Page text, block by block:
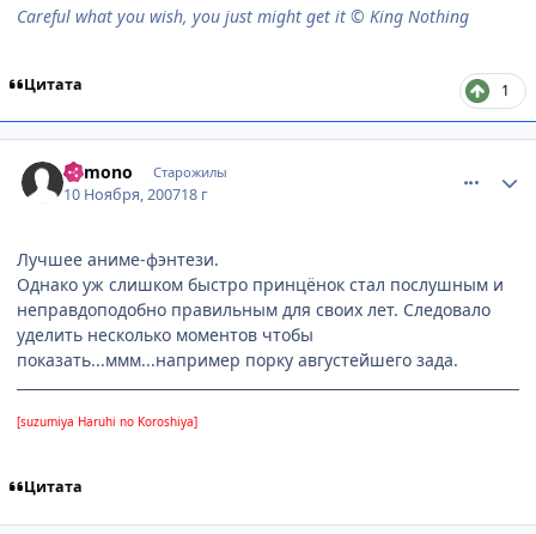
Careful what you wish, you just might get it © King Nothing
Цитата 1
kemono Старожилы
10 Ноября, 200718 г
Лучшее аниме-фэнтези.
Однако уж слишком быстро принцёнок стал послушным и
неправдоподобно правильным для своих лет. Следовало
уделить несколько моментов чтобы
показать...ммм...например порку августейшего зада.
[suzumiya Haruhi no Koroshiya]
Цитата